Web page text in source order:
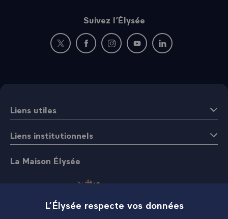
Suivez l’Élysée
Nouvelle fenêtre : rejoignez-nous sur Twitter
Nouvelle fenêtre : rejoignez-nous sur
Nouvelle fenêtre : rejoignez-nous
Nouvelle fenêtre :
Nouvelle fenêtre :
Liens utiles
Liens institutionnels
La Maison Élysée
L’Élysée respecte vos données